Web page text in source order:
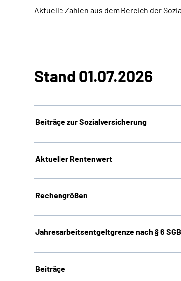
Aktuelle Zahlen aus dem Bereich der
Stand 01.07.2026
Beiträge zur Sozialversicherung
Aktueller Rentenwert
Rechengrößen
Jahresarbeitsentgeltgrenze nach §6 SGB
Beiträge